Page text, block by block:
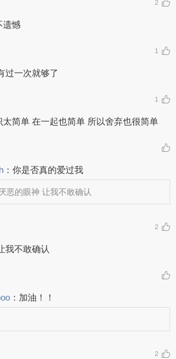
2
遗憾
1
过一次就够了
1
太简单 在一起也简单 所以舍弃也很简单
： 你是否真的爱过我
恶的眼神 让我不敢确认
2
我不敢确认
： 加油！！
2